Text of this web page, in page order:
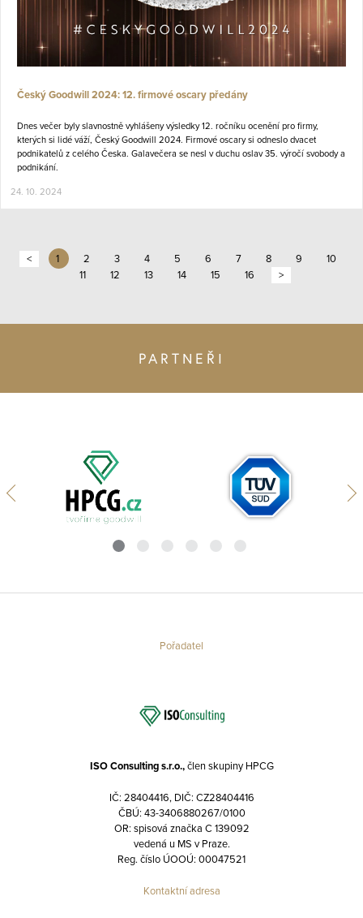
Český Goodwill 2024: 12. firmové oscary předány
Dnes večer byly slavnostně vyhlášeny výsledky 12. ročníku ocenění pro firmy,
kterých si lidé váží, Český Goodwill 2024. Firmové oscary si odneslo dvacet
podnikatelů z celého Česka. Galavečera se nesl v duchu oslav 35. výročí svobody a
podnikání.
24. 10. 2024
< 1 2 3 4 5 6 7 8 9
10
11
12 13 14 15 16 >
PARTNEŘI
Pořadatel
ISO Consulting s.r.o.,člen skupiny HPCG
IČ: 28404416, DIČ: CZ28404416
ČBÚ: 43-3406880267/0100
OR: spisová značka C 139092
vedená u MS v Praze.
Reg. číslo ÚOOÚ: 00047521
Kontaktní adresa